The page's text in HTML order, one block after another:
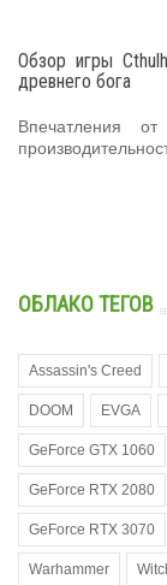
Обзор игры
древнего бога
Впечатления
ОБЛАКО ТЕГОВ
Assassin's Creed
DOOM EVGA
GeForce GTX 1060
GeForce RTX 2080
GeForce RTX 3070
Warhammer